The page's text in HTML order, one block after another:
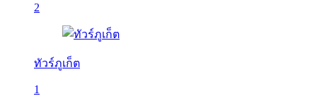
2
ทัวร์ภูเก็ต
1